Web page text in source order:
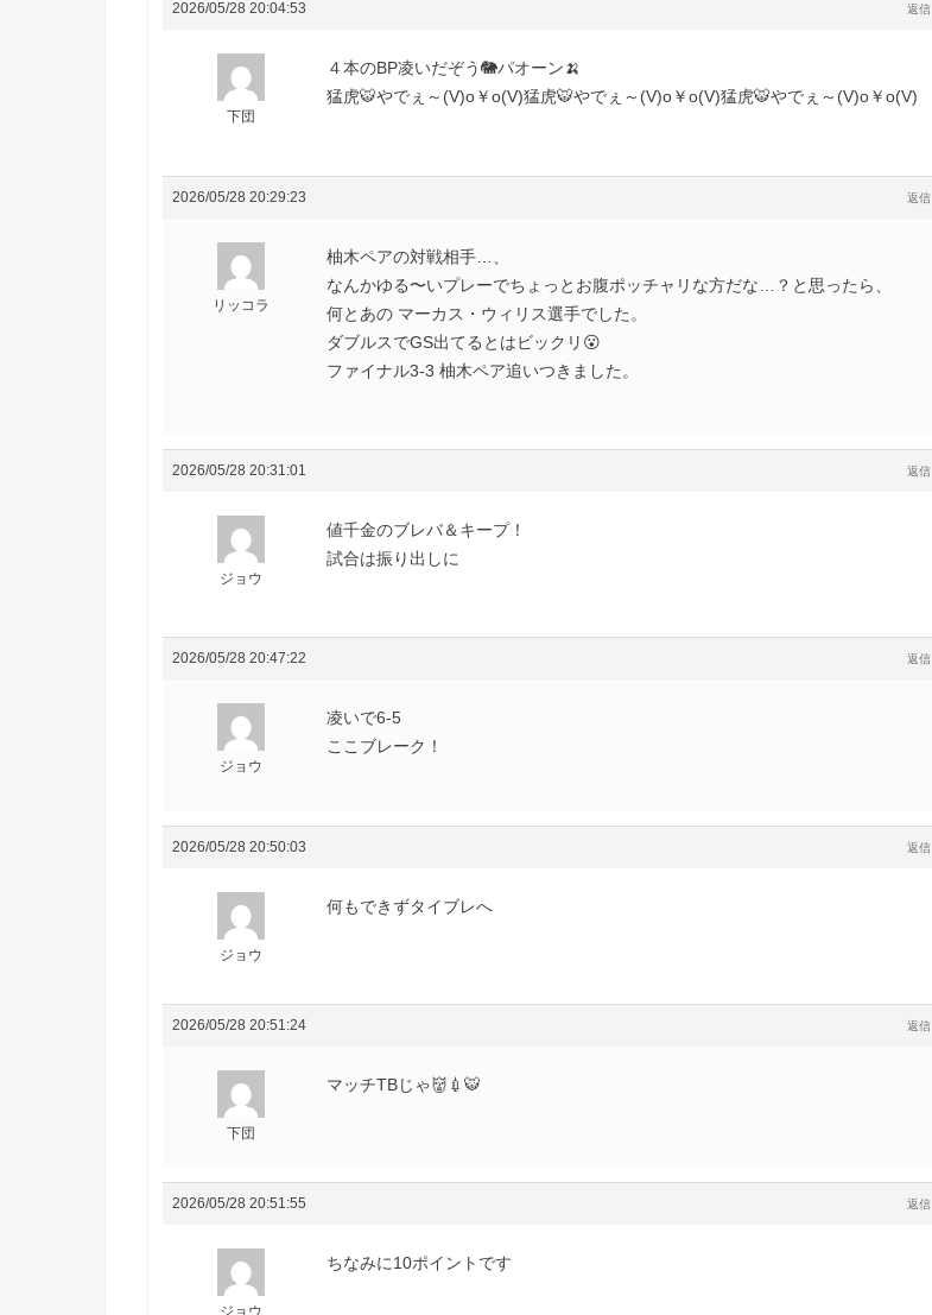
2026/05/28 20:04:53 返信
下団
４本のBP凌いだぞう🐘パオーン🍌
猛虎🐯やでぇ～(V)o￥o(V)猛虎🐯やでぇ～(V)o￥o(V)猛虎🐯やでぇ～(V)o￥o(V)
2026/05/28 20:29:23 返信
リッコラ
柚木ペアの対戦相手…、
なんかゆる〜いプレーでちょっとお腹ポッチャリな方だな…？と思ったら、
何とあの マーカス・ウィリス選手でした。
ダブルスでGS出てるとはビックリ😮
ファイナル3-3 柚木ペア追いつきました。
2026/05/28 20:31:01 返信
ジョウ
値千金のブレバ＆キープ！
試合は振り出しに
2026/05/28 20:47:22 返信
ジョウ
凌いで6-5
ここブレーク！
2026/05/28 20:50:03 返信
ジョウ
何もできずタイブレへ
2026/05/28 20:51:24 返信
下団
マッチTBじゃ👹💉🐯
2026/05/28 20:51:55 返信
ジョウ
ちなみに10ポイントです